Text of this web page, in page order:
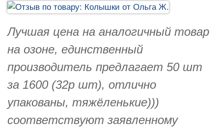
Лучшая цена на аналогичный товар
на озоне, единственный
производитель предлагает 50 шт
за 1600 (32р шт), отлично
упакованы, тяжёленькие)))
соответствуют заявленному